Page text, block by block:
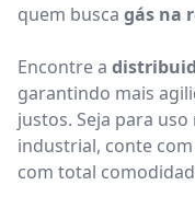
quem busca gás na
Encontre a
garantindo mais
justos. Seja para
industrial, conte
com total